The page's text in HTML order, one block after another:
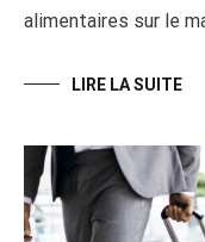
alimentaires sur le
LIRE LA SUITE